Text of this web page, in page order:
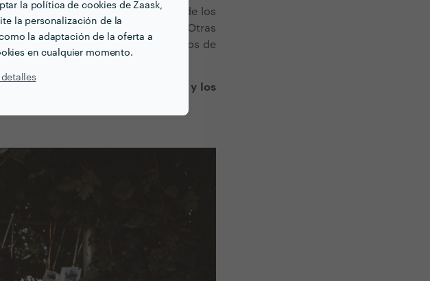
la política de cookies de Zaask,
la personalización de la
la adaptación de la oferta a
en cualquier momento.
detalles
laprebodao la preparaciónde los
un día distinto al de la boda. Otras
de la boda y extender los servicios de
valores oscilan entre los
60 €/h y los